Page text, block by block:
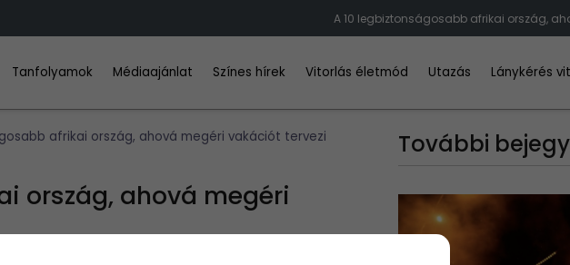
A 10 legbiztonságosabb afrikai ország,
Tanfolyamok Médiaajánlat Színes hírek Vitorlás életmód Utazás Lánykérés
afrikai ország, ahová megéri vakációt tervezi
ország, ahová megéri
További